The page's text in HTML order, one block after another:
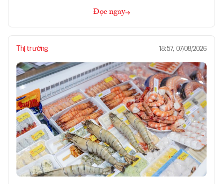
Đọc ngay
Thị trường 18:57, 07/08/2026